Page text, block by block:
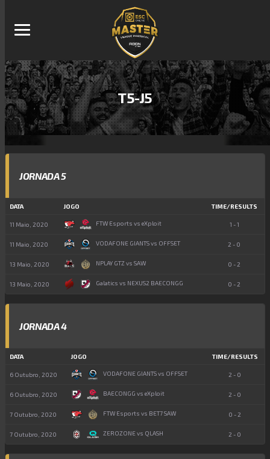
T5-J5
JORNADA 5
DATA JOGO TIME/RESULTS
11 Maio, 2020 FTW Esports vs eXploit 1 - 1
11 Maio, 2020 VODAFONE GIANTS vs OFFSET 2 - 0
13 Maio, 2020 NPLAY GTZ vs SAW 0 - 2
13 Maio, 2020 Galatics vs NEXUS2 BAECONGG 0 - 2
JORNADA 4
DATA JOGO TIME/RESULTS
6 Outubro, 2020 VODAFONE GIANTS vs OFFSET 2 - 0
6 Outubro, 2020 BAECONGG vs eXploit 2 - 0
7 Outubro, 2020 FTW Esports vs BET7 SAW 0 - 2
7 Outubro, 2020 ZEROZONE vs QLASH 2 - 0